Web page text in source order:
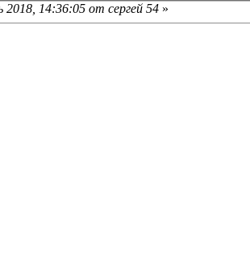
14:36:05 от сергей 54 »